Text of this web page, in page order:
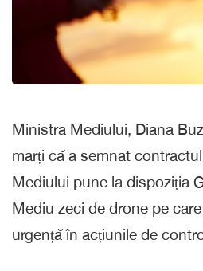
Ministra Mediului, Diana
marți că a semnat
Mediului pune la dispoziția
Mediu zeci de drone pe
urgență în acțiunile de